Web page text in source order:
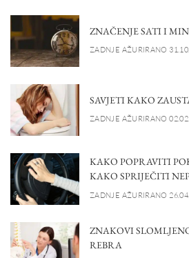
ZNAČENJE SATI I
ZADNJE AŽURIRANO
SAVJETI KAKO
ZADNJE AŽURIRANO
KAKO POPRAVITI
KAKO SPRIJEČITI
ZADNJE AŽURIRANO
ZNAKOVI
REBRA